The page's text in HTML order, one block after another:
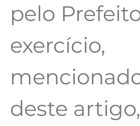
pelo
exercício,
deste